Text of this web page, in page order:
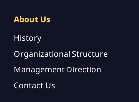
About Us
History
Organizational Structure
Management Direction
Contact Us